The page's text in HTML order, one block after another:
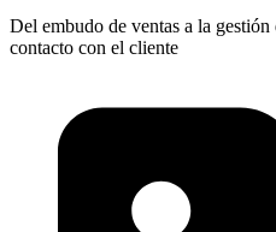
Del embudo de ventas a la
contacto con el cliente